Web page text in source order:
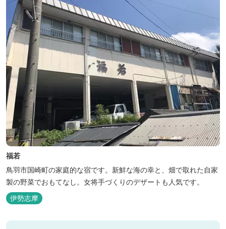
福若
鳥羽市国崎町の家庭的な宿です。新鮮な海の幸と、畑で取れた自家
製の野菜でおもてなし。女将手づくりのデザートも人気です。
伊勢志摩